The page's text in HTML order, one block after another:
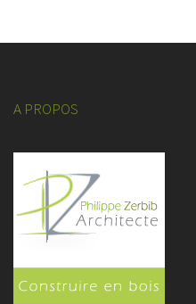
A PROPOS